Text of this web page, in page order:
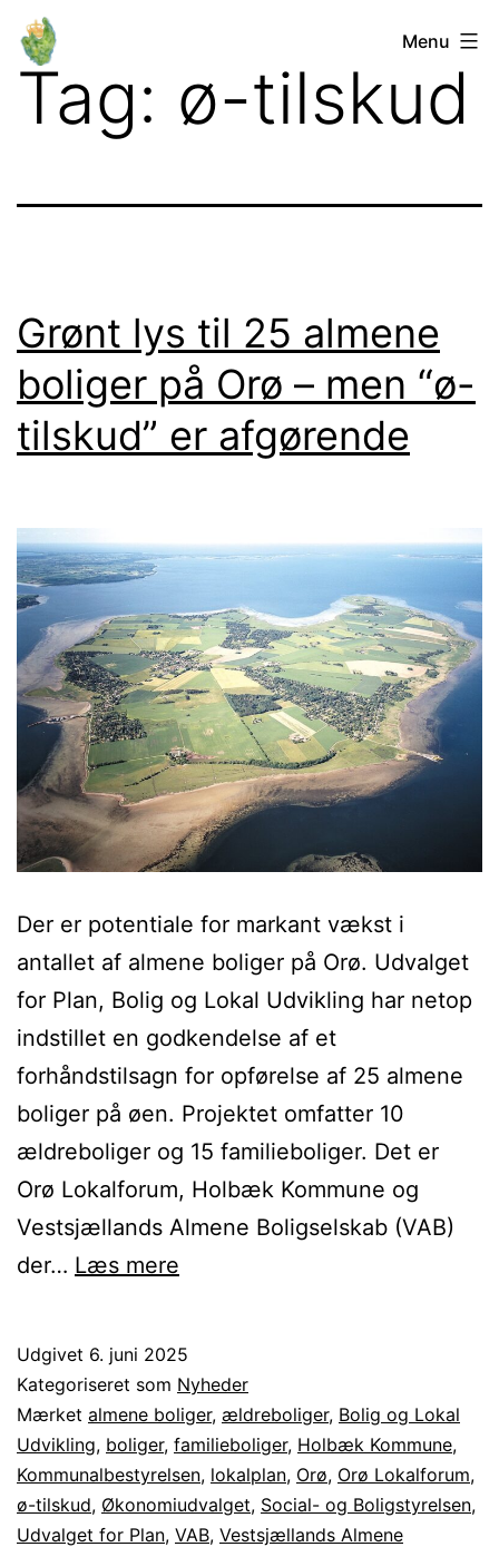
Fortsæt
indhold
Orø
Lokalforum
Menu
Tag: ø-tilskud
Grønt lys til 25 almene
boliger på Orø – men “ø-
tilskud” er afgørende
Der er potentiale for markant vækst i
antallet af almene boliger på Orø. Udvalget
for Plan, Bolig og Lokal Udvikling har netop
indstillet en godkendelse af et
forhåndstilsagn for opførelse af 25 almene
boliger på øen. Projektet omfatter 10
ældreboliger og 15 familieboliger. Det er
Orø Lokalforum, Holbæk Kommune og
Vestsjællands Almene Boligselskab (VAB)
der… Læs mere
25
almene
boliger
på
Orø
Udgivet 6. juni 2025
Kategoriseret som Nyheder
Mærket almene boliger, ældreboliger, Bolig og Lokal
Udvikling, boliger, familieboliger, Holbæk Kommune,
Kommunalbestyrelsen, lokalplan, Orø, Orø Lokalforum,
ø-tilskud, Økonomiudvalget, Social- og Boligstyrelsen,
Udvalget for Plan, VAB, Vestsjællands Almene